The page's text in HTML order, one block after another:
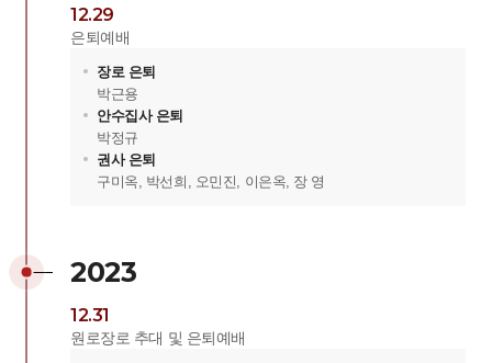
12.29
은퇴예배
장로 은퇴
박근용
안수집사 은퇴
박정규
권사 은퇴
구미옥, 박선희, 오민진, 이은옥, 장 영
2023
12.31
원로장로 추대 및 은퇴예배